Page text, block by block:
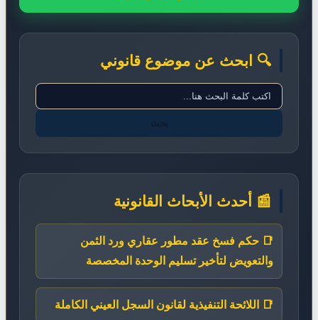
🔍 ابحث عن موضوع قانوني
بحث
📰 أحدث الأبحاث القانونية
📑 حكم فسخ عقد مطور عقاري ورد الثمن
والتعويض لتأخير تسليم الوحدة المخصصة
📑 اللائحة التنفيذية لقانون السجل العيني الكاملة